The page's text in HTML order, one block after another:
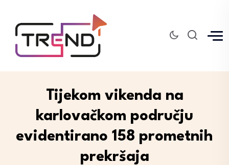
Tijekom vikenda na
karlovačkom području
evidentirano 158 prometnih
prekršaja